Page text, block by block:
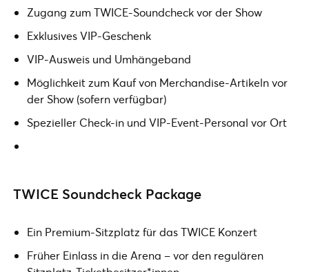
Zugang zum TWICE-Soundcheck vor der Show
Exklusives VIP-Geschenk
VIP-Ausweis und Umhängeband
Möglichkeit zum Kauf von Merchandise-Artikeln vor
der Show (sofern verfügbar)
Spezieller Check-in und VIP-Event-Personal vor Ort
TWICE Soundcheck Package
Ein Premium-Sitzplatz für das TWICE Konzert
Früher Einlass in die Arena – vor den regulären